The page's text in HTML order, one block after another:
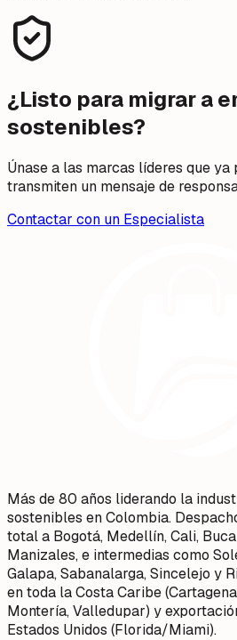
¿Listo para migrar a
sostenibles?
Únase a las marcas líderes que
transmiten un mensaje de
Contactar con un Especialista
Más de 80 años liderando la
sostenibles en Colombia.
total a Bogotá, Medellín, Cali,
Manizales, e intermedias como
Galapa, Sabanalarga, Sincelejo y
en toda la Costa Caribe
Montería, Valledupar) y
Estados Unidos (Florida/Miami).